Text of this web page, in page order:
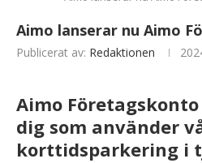
Aimo lanserar nu Aimo
Publicerat av: Redaktionen
Aimo
dig som använder
korttidsparkering i